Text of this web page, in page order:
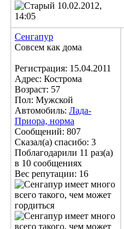
10.02.2012,
14:05
Сенгапур
Совсем как дома
Регистрация: 15.04.2011
Адрес: Кострома
Возраст: 57
Пол: Мужской
Автомобиль: Лада-
Приора, норма
Сообщений: 807
Сказал(а) спасибо: 3
Поблагодарили 11 раз(а)
в 10 сообщениях
Вес репутации: 16